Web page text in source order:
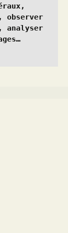
observer
analyser